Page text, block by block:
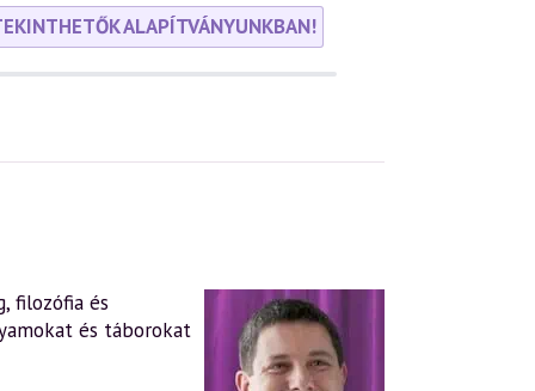
ALAPÍTVÁNYUNKBAN!
filozófia és
és táborokat